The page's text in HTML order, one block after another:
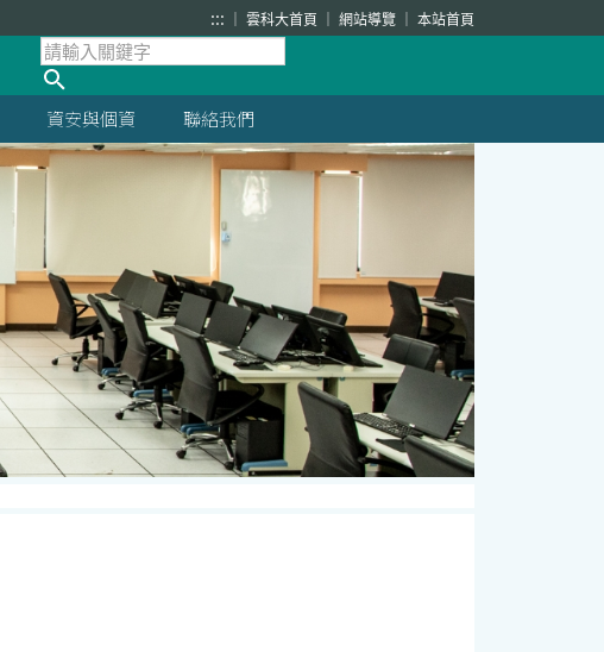
::: 雲科大首頁 網站導覽 本站首頁
資安與個資 聯絡我們